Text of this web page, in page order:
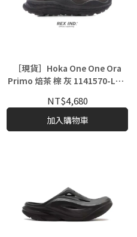
［現貨］Hoka One One Ora
Primo 焙茶 棕 灰 1141570-LPH
NT$4,680
加入購物車